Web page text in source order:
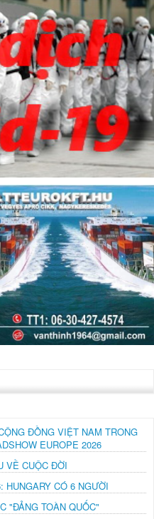
ĐỒNG VIỆT NAM TRONG
EUROPE 2026
VỀ CUỘC ĐỜI
HUNGARY CÓ 6 NGƯỜI
"ĐẢNG TOÀN QUỐC"